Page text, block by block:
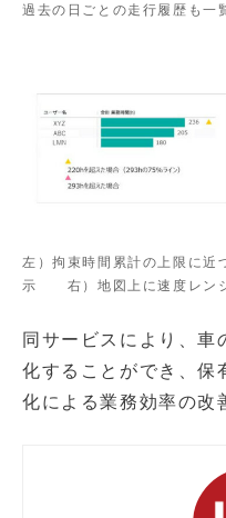
過去の日ごとの走行履歴も一
左）拘束時間累計の上限に近
示 右）地図上に速度レン
同サービスにより、車
化することができ、保
化による業務効率の改